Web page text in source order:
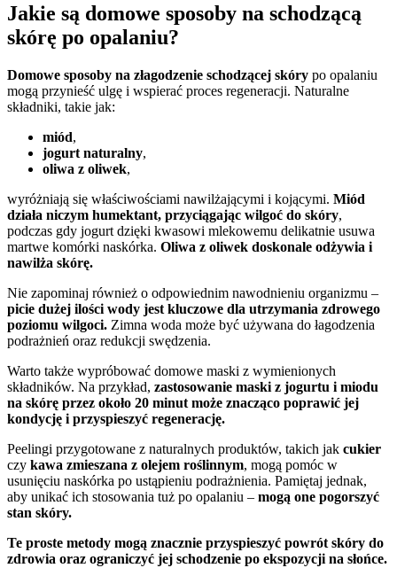
Jakie są domowe sposoby na schodzącą
skórę po opalaniu?
Domowe sposoby na złagodzenie schodzącej skóry po opalaniu
mogą przynieść ulgę i wspierać proces regeneracji. Naturalne
składniki, takie jak:
miód,
jogurt naturalny,
oliwa z oliwek,
wyróżniają się właściwościami nawilżającymi i kojącymi. Miód
działa niczym humektant, przyciągając wilgoć do skóry,
podczas gdy jogurt dzięki kwasowi mlekowemu delikatnie usuwa
martwe komórki naskórka. Oliwa z oliwek doskonale odżywia i
nawilża skórę.
Nie zapominaj również o odpowiednim nawodnieniu organizmu –
picie dużej ilości wody jest kluczowe dla utrzymania zdrowego
poziomu wilgoci. Zimna woda może być używana do łagodzenia
podrażnień oraz redukcji swędzenia.
Warto także wypróbować domowe maski z wymienionych
składników. Na przykład, zastosowanie maski z jogurtu i miodu
na skórę przez około 20 minut może znacząco poprawić jej
kondycję i przyspieszyć regenerację.
Peelingi przygotowane z naturalnych produktów, takich jak cukier
czy kawa zmieszana z olejem roślinnym, mogą pomóc w
usunięciu naskórka po ustąpieniu podrażnienia. Pamiętaj jednak,
aby unikać ich stosowania tuż po opalaniu – mogą one pogorszyć
stan skóry.
Te proste metody mogą znacznie przyspieszyć powrót skóry do
zdrowia oraz ograniczyć jej schodzenie po ekspozycji na słońce.